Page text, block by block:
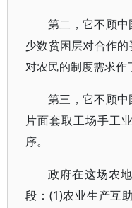
第二，它不顾
少数贫困层对合作
对农民的制度需求作
第三，它不顾中
片面套取工场手工
序。
政府在这场农
段：(1)农业生产互